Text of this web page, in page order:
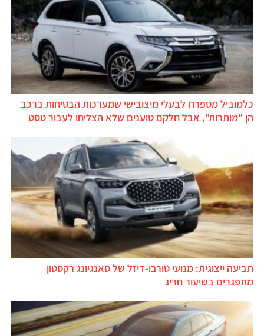
כלמוביל מספרת לבעלי מיצובישי שמערכות הבטיחות ברכב
הן "מותרות", אבל חלקם טוענים שלא הצליחו לעבור טסט
תביעה ייצוגית: מנועי טורבו-דיזל של סאנגיונג רקסטון
מתפגרים בשיעור חריג